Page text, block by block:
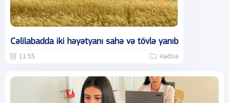
Cəlilabadda iki həyətyanı sahə və tövlə yanıb
11:55 Hadisə